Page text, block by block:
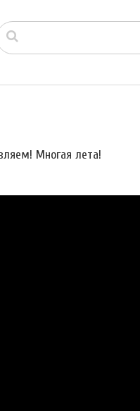
Многая лета!